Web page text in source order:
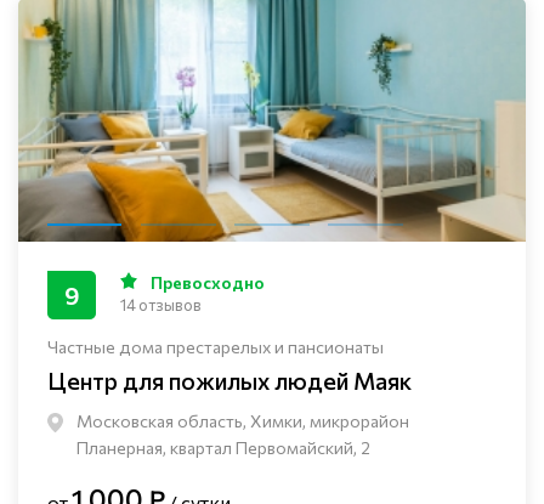
Частные дома престарелых и пансионаты
Центр для пожилых людей Маяк
Московская область, Химки, микрорайон
Планерная, квартал Первомайский, 2
9 Превосходно
14 отзывов